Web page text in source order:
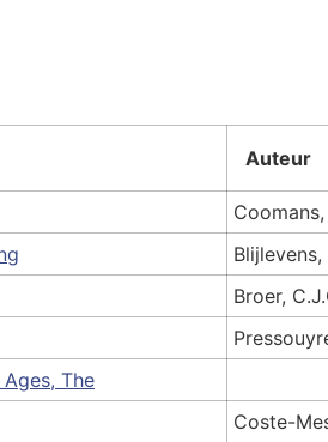
Auteur
Coomans,
Blijlevens,
Broer,
The
Coste-